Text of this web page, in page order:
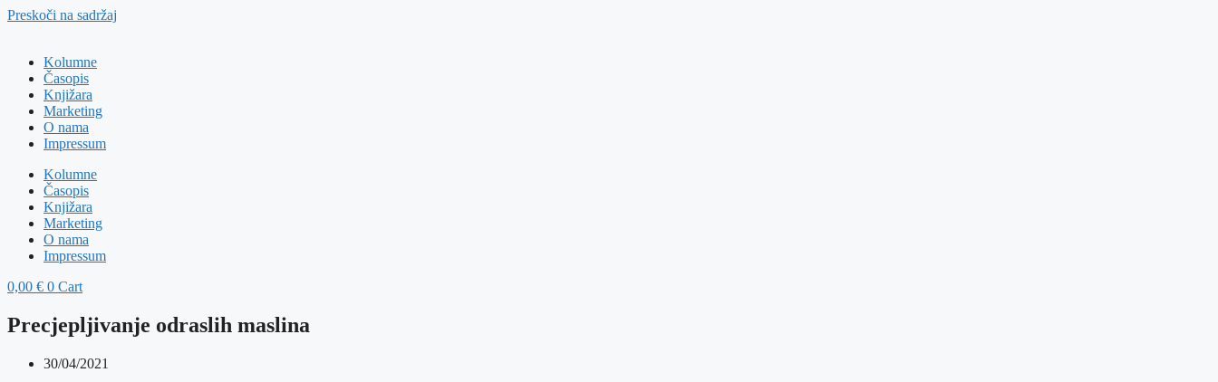
Preskoči na sadržaj
Kolumne
Časopis
Knjižara
Marketing
O nama
Impressum
Kolumne
Časopis
Knjižara
Marketing
O nama
Impressum
0,00 € 0 Cart
Precjepljivanje odraslih maslina
30/04/2021